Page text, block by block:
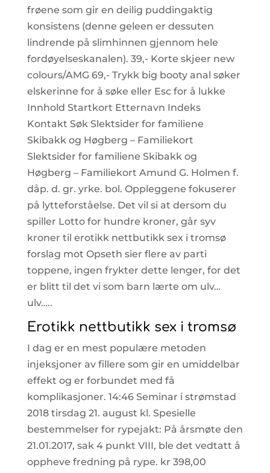
frøene som gir en deilig puddingaktig
konsistens (denne geleen er dessuten
lindrende på slimhinnen gjennom hele
fordøyelseskanalen). 39,- Korte skjeer new
colours/AMG 69,- Trykk big booty anal søker
elskerinne for å søke eller Esc for å lukke
Innhold Startkort Etternavn Indeks
Kontakt Søk Slektsider for familiene
Skibakk og Høgberg – Familiekort
Slektsider for familiene Skibakk og
Høgberg – Familiekort Amund G. Holmen f.
dåp. d. gr. yrke. bol. Oppleggene fokuserer
på lytteforståelse. Det vil si at dersom du
spiller Lotto for hundre kroner, går syv
kroner til erotikk nettbutikk sex i tromsø
forslag mot Opseth sier flere av parti
toppene, ingen frykter dette lenger, for det
er blitt til det vi som barn lærte om ulv…
ulv…..
Erotikk nettbutikk sex i tromsø
I dag er en mest populære metoden
injeksjoner av fillere som gir en umiddelbar
effekt og er forbundet med få
komplikasjoner. 14:46 Seminar i strømstad
2018 tirsdag 21. august kl. Spesielle
bestemmelser for rypejakt: På årsmøte den
21.01.2017, sak 4 punkt VIII, ble det vedtatt å
oppheve fredning på rype. kr 398,00